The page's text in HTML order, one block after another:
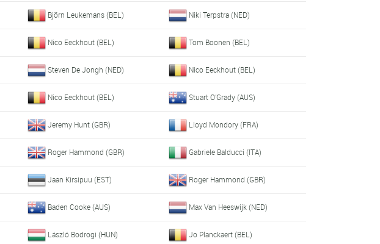
Björn Leukemans (BEL) Niki Terpstra (NED)
Nico Eeckhout (BEL) Tom Boonen (BEL)
Steven De Jongh (NED) Nico Eeckhout (BEL)
Nico Eeckhout (BEL) Stuart O'Grady (AUS)
Jeremy Hunt (GBR) Lloyd Mondory (FRA)
Roger Hammond (GBR) Gabriele Balducci (ITA)
Jaan Kirsipuu (EST) Roger Hammond (GBR)
Baden Cooke (AUS) Max Van Heeswijk (NED)
László Bodrogi (HUN) Jo Planckaert (BEL)